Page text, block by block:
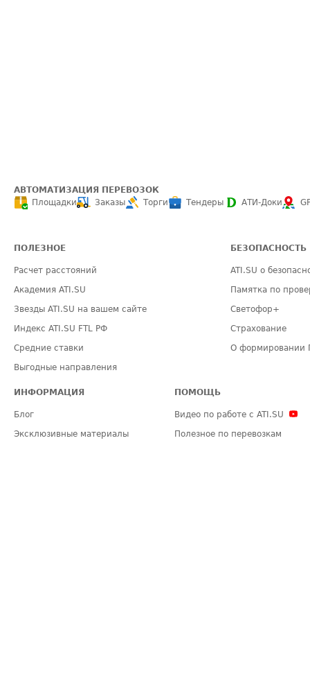
АВТОМАТИЗАЦИЯ ПЕРЕВОЗОК
Площадки
Заказы Торги Тендеры АТИ-Доки
ПОЛЕЗНОЕ
Расчет расстояний
Академия ATI.SU
Звезды ATI.SU на вашем сайте
Индекс ATI.SU FTL РФ
Средние ставки
Выгодные направления
БЕЗОПАСНОСТЬ
ATI.SU о
Памятка по
Светофор+
Страхование
О формировании
ИНФОРМАЦИЯ
Блог
Эксклюзивные материалы
ПОМОЩЬ
Видео по работе с ATI.SU
Полезное по перевозкам